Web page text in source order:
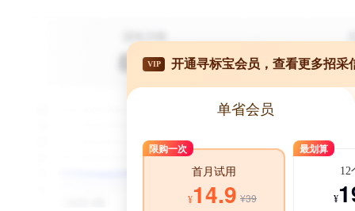
VIP 开通寻标宝会员，查看更多招采
单省会员
限购一次
首月试用
¥14.9 ¥39
最划算
12
¥